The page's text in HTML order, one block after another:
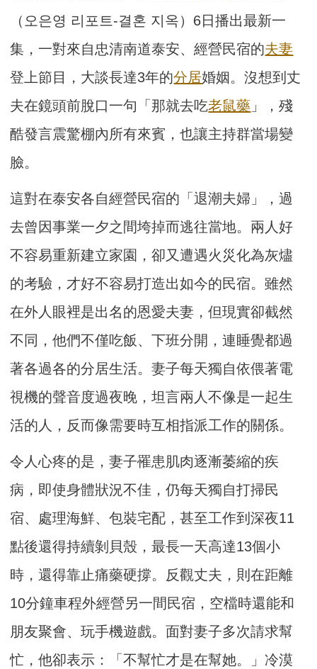
（오은영 리포트-결혼 지옥）6日播出最新一
集，一對來自忠清南道泰安、經營民宿的夫妻
登上節目，大談長達3年的分居婚姻。沒想到丈
夫在鏡頭前脫口一句「那就去吃老鼠藥 」，殘
酷發言震驚棚內所有來賓，也讓主持群當場變
臉。
這對在泰安各自經營民宿的「退潮夫婦」，過
去曾因事業一夕之間垮掉而逃往當地。兩人好
不容易重新建立家園，卻又遭遇火災化為灰燼
的考驗，才好不容易打造出如今的民宿。雖然
在外人眼裡是出名的恩愛夫妻，但現實卻截然
不同，他們不僅吃飯、下班分開，連睡覺都過
著各過各的分居生活。妻子每天獨自依偎著電
視機的聲音度過夜晚，坦言兩人不像是一起生
活的人，反而像需要時互相指派工作的關係。
令人心疼的是，妻子罹患肌肉逐漸萎縮的疾
病，即使身體狀況不佳，仍每天獨自打掃民
宿、處理海鮮、包裝宅配，甚至工作到深夜11
點後還得持續剝貝殼，最長一天高達13個小
時，還得靠止痛藥硬撐。反觀丈夫，則在距離
10分鐘車程外經營另一間民宿，空檔時還能和
朋友聚會、玩手機遊戲。面對妻子多次請求幫
忙，他卻表示：「不幫忙才是在幫她。」冷漠